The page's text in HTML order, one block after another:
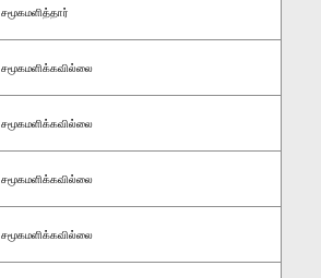
சமூகமளித்தார்
சமூகமளிக்கவில்லை
சமூகமளிக்கவில்லை
சமூகமளிக்கவில்லை
சமூகமளிக்கவில்லை